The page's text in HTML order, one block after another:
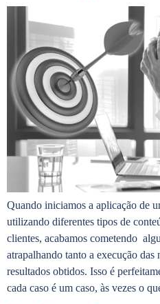
Quando iniciamos a aplicação de
utilizando diferentes tipos de
clientes, acabamos cometendo
atrapalhando tanto a execução das
resultados obtidos. Isso é
cada caso é um caso, às vezes o